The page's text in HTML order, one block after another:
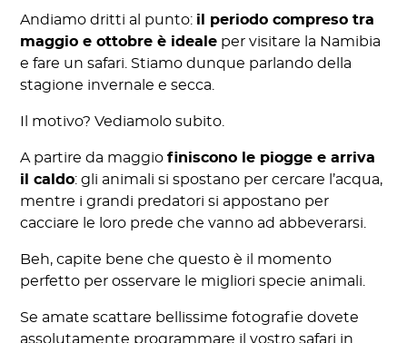
Andiamo dritti al punto: il periodo compreso tra
maggio e ottobre è ideale per visitare la Namibia
e fare un safari. Stiamo dunque parlando della
stagione invernale e secca.
Il motivo? Vediamolo subito.
A partire da maggiofiniscono le piogge e arriva
il caldo: gli animali si spostano per cercare l’acqua,
mentre i grandi predatori si appostano per
cacciare le loro prede che vanno ad abbeverarsi.
Beh, capite bene che questo è il momento
perfetto per osservare le migliori specie animali.
Se amate scattare bellissime fotografie dovete
assolutamente programmare il vostro safari in